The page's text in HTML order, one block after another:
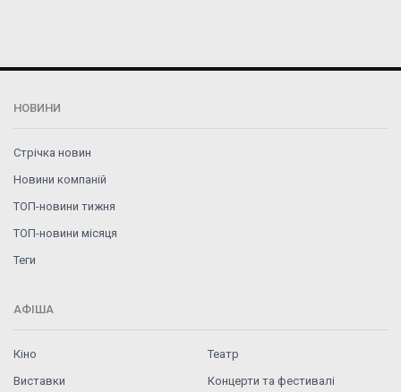
НОВИНИ
Стрічка новин
Новини компаній
ТОП-новини тижня
ТОП-новини місяця
Теги
АФІША
Кіно
Театр
Виставки
Концерти та фестивалі